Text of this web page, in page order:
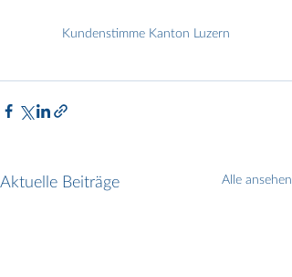
Kundenstimme Kanton Luzern
Aktuelle Beiträge Alle ansehen